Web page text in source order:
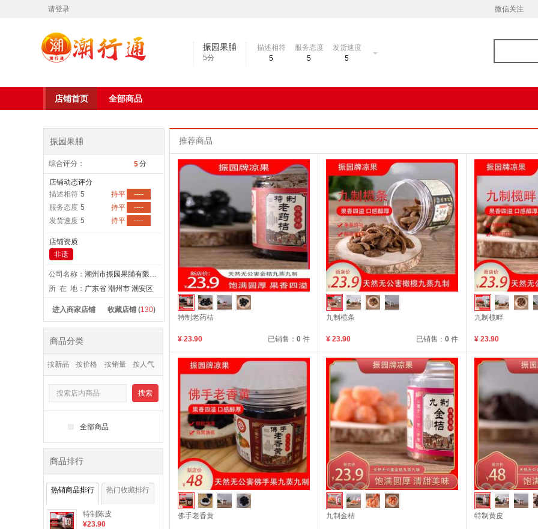
请登录 微信关注
振园果脯
5分
描述相符
5
服务态度
5
发货速度
5
店铺首页 全部商品
推荐商品
特制老药桔
¥ 23.90 已销售： 0 件
九制榄条
¥ 23.90 已销售： 0 件
九制榄畔
¥ 23.90
佛手老香黄 九制金桔 特制黄皮
振园果脯
综合评分： 5分
店铺动态评分
描述相符 5 持平
----
服务态度 5 持平
----
发货速度 5 持平 ----
店铺资质
非遗
公司名称：
潮州市振园果脯有限公司
所 在 地： 广东省 潮州市 潮安区
进入商家店铺 收藏店铺 (130)
商品分类
按新品 按价格 按销量 按人气
搜索
全部商品
商品排行
热销商品排行 热门收藏排行
特制陈皮
¥23.90